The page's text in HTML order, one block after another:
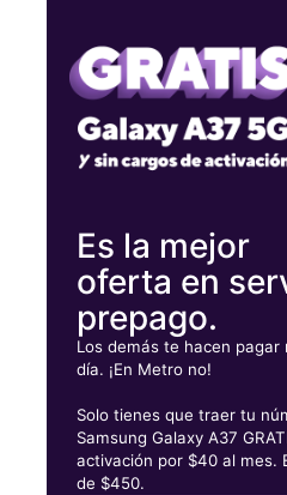
1674 Donald Lee Hollowell Pkwy
Es la mejor
oferta en
prepago.
Los demás te hacen pagar
día. ¡En Metro no!
Solo tienes que traer tu
Samsung Galaxy A37
activación por $40 al mes.
de $450.